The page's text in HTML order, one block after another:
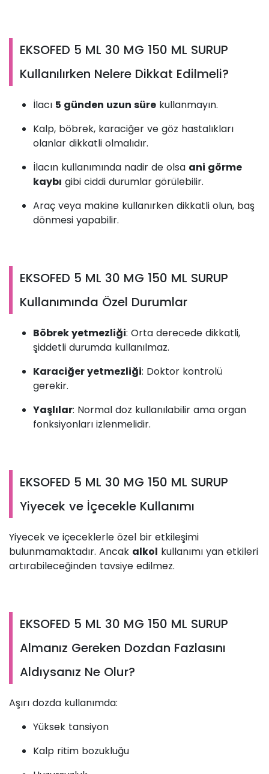
EKSOFED 5 ML 30 MG 150 ML SURUP
Kullanılırken Nelere Dikkat Edilmeli?
İlacı 5 günden uzun süre kullanmayın.
Kalp, böbrek, karaciğer ve göz hastalıkları
olanlar dikkatli olmalıdır.
İlacın kullanımında nadir de olsa ani görme
kaybı gibi ciddi durumlar görülebilir.
Araç veya makine kullanırken dikkatli olun, baş
dönmesi yapabilir.
EKSOFED 5 ML 30 MG 150 ML SURUP
Kullanımında Özel Durumlar
Böbrek yetmezliği: Orta derecede dikkatli,
şiddetli durumda kullanılmaz.
Karaciğer yetmezliği: Doktor kontrolü
gerekir.
Yaşlılar: Normal doz kullanılabilir ama organ
fonksiyonları izlenmelidir.
EKSOFED 5 ML 30 MG 150 ML SURUP
Yiyecek ve İçecekle Kullanımı
Yiyecek ve içeceklerle özel bir etkileşimi
bulunmamaktadır. Ancak alkol kullanımı yan etkileri
artırabileceğinden tavsiye edilmez.
EKSOFED 5 ML 30 MG 150 ML SURUP
Almanız Gereken Dozdan Fazlasını
Aldıysanız Ne Olur?
Aşırı dozda kullanımda:
Yüksek tansiyon
Kalp ritim bozukluğu